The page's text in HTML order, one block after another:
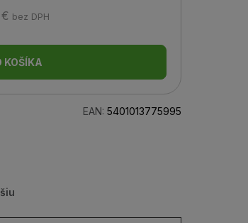
bez DPH
KOŠÍKA
EAN: 5401013775995